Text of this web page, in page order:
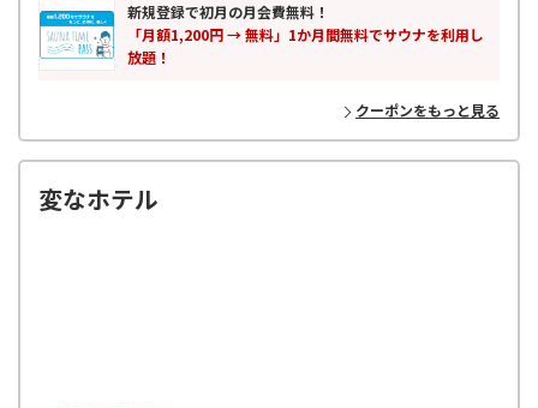
新規登録で初月の月会費無料！
「月額1,200円 → 無料」1か月間無料でサウナを利用し
放題！
クーポンをもっと見る
変なホテル